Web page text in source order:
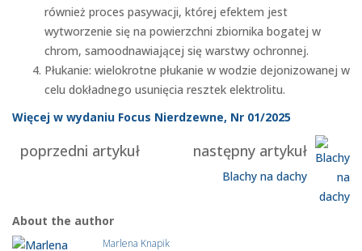
również proces pasywacji, której efektem jest
wytworzenie się na powierzchni zbiornika bogatej w
chrom, samoodnawiającej się warstwy ochronnej.
Płukanie: wielokrotne płukanie w wodzie dejonizowanej w
celu dokładnego usunięcia resztek elektrolitu.
Więcej w wydaniu Focus Nierdzewne, Nr 01/2025
poprzedni artykuł następny artykuł
Blachy na dachy
About the author
Marlena Knapik